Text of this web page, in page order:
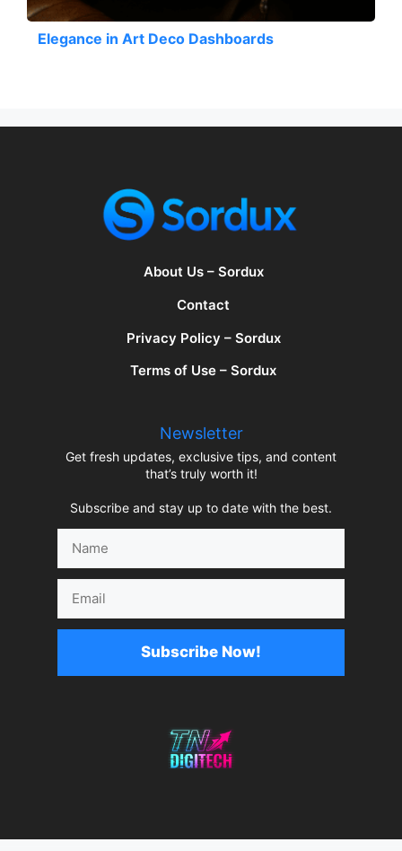
Elegance in Art Deco Dashboards
About Us – Sordux
Contact
Privacy Policy – Sordux
Terms of Use – Sordux
Newsletter
Get fresh updates, exclusive tips, and content
that’s truly worth it!
Subscribe and stay up to date with the best.
Subscribe Now!